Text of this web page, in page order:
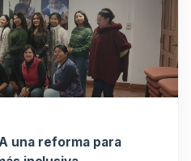
una reforma para